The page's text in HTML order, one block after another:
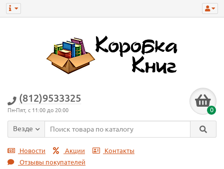
(812)9533325
Пн-Пят, с 11:00 до 20:00 0
Везде
Новости Акции
Контакты
Отзывы покупателей